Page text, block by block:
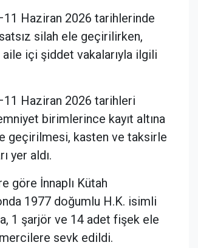
Haziran 2026 tarihlerinde
silah ele geçirilirken,
içi şiddet vakalarıyla ilgili
Haziran 2026 tarihleri
birimlerince kayıt altına
geçirilmesi, kasten ve taksirle
yer aldı.
göre İnnaplı Kütah
1977 doğumlu H.K. isimli
1 şarjör ve 14 adet fişek ele
sevk edildi.